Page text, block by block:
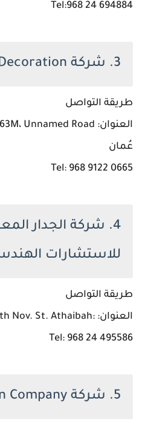
Tel:968 24 694884
3. شركة Decoration
طريقة التواصل
عُمان
Tel: 968 9122 0665
4. شركة الجدار
للاستشارات
طريقة التواصل
العنوان: :Villa No. 1105, 18th Nov. St. Athaibah، عُمان
Tel: 968 24 495586
5. شركة Mujassam Design Company